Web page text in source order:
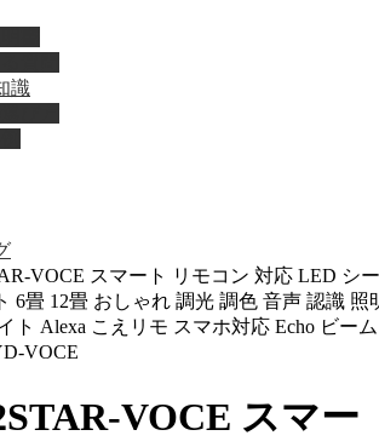
識
VOCE スマート リモコン 対応 LED シー
6畳 12畳 おしゃれ 調光 調色 音声 認識 照
ト Alexa こえリモ スマホ対応 Echo ビーム
VOCE
VOCE スマー